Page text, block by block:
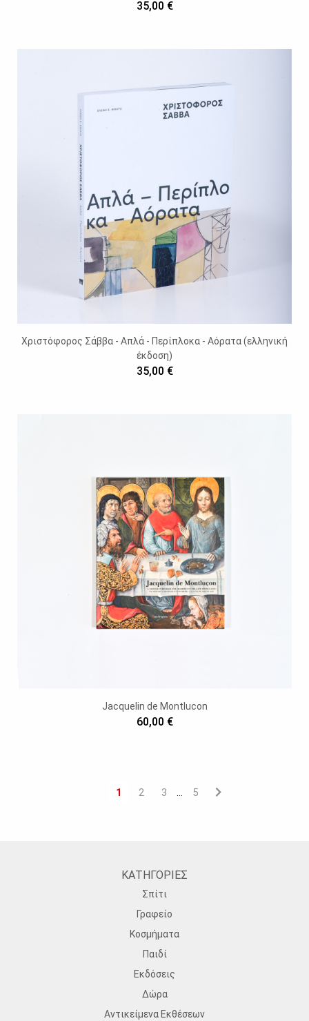
35,00 €
Χριστόφορος Σάββα - Απλά - Περίπλοκα - Αόρατα (ελληνική
έκδοση)
35,00 €
Jacquelin de Montlucon
60,00 €
1 2 3 … 5
ΚΑΤΗΓΟΡΙΕΣ
Σπίτι
Γραφείο
Κοσμήματα
Παιδί
Εκδόσεις
Δώρα
Αντικείμενα Εκθέσεων